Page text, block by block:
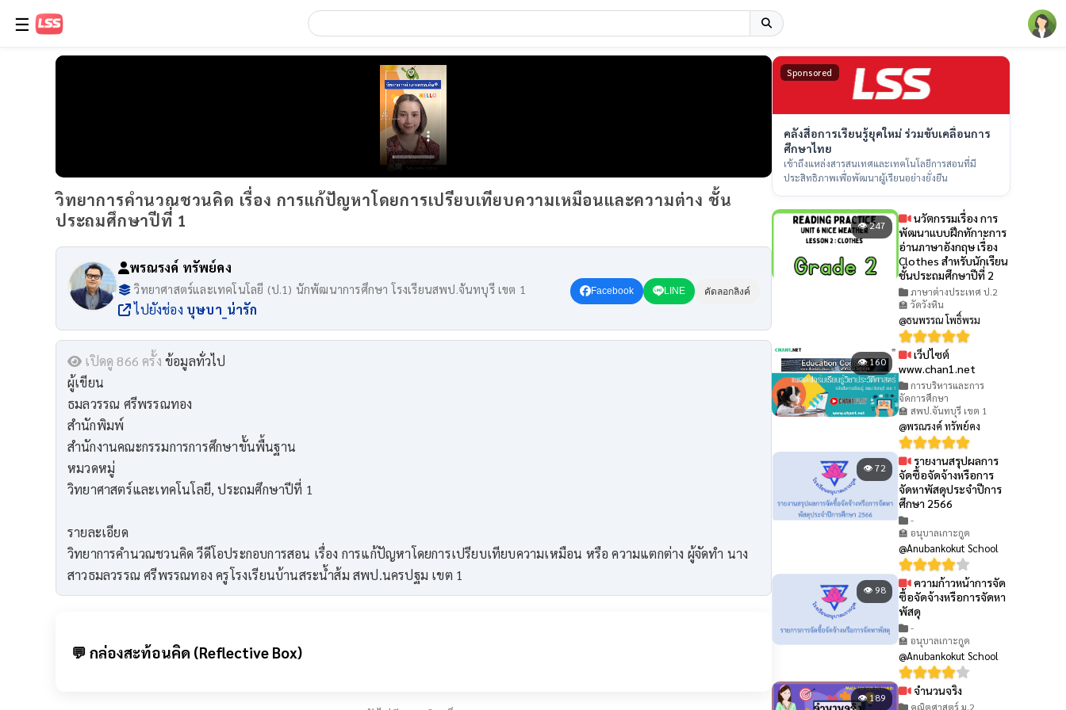
☰
วิทยาการคำนวณชวนคิด เรื่อง การแก้ปัญหาโดยการเปรียบเทียบความเหมือนและความต่าง ชั้น
ประถมศึกษาปีที่ 1
พรณรงค์ ทรัพย์คง
วิทยาศาสตร์และเทคโนโลยี (ป.1) นักพัฒนาการศึกษา โรงเรียนสพป.จันทบุรี เขต 1
ไปยังช่อง บุษบา_น่ารัก
Facebook LINE คัดลอกลิงค์
เปิดดู 866 ครั้ง ข้อมูลทั่วไป
ผู้เขียน
ธมลวรรณ ศรีพรรณทอง
สำนักพิมพ์
สำนักงานคณะกรรมการการศึกษาขั้นพื้นฐาน
หมวดหมู่
วิทยาศาสตร์และเทคโนโลยี, ประถมศึกษาปีที่ 1
รายละเอียด
วิทยาการคำนวณชวนคิด วีดีโอประกอบการสอน เรื่อง การแก้ปัญหาโดยการเปรียบเทียบความเหมือน หรือ ความแตกต่าง ผู้จัดทำ นาง
สาวธมลวรรณ ศรีพรรณทอง ครูโรงเรียนบ้านสระน้ำส้ม สพป.นครปฐม เขต 1
💬 กล่องสะท้อนคิด (Reflective Box)
Sponsored
คลังสื่อการเรียนรู้ยุคใหม่ ร่วมขับเคลื่อนการ
ศึกษาไทย
เข้าถึงแหล่งสารสนเทศและเทคโนโลยีการสอนที่มี
ประสิทธิภาพเพื่อพัฒนาผู้เรียนอย่างยั่งยืน
👁 247
นวัตกรรมเรื่อง การ
พัฒนาแบบฝึกทักาะการ
อ่านภาษาอังกฤษ เรื่อง
Clothes สำหรับนักเรียน
ชั้นประถมศึกษาปีที่ 2
ภาษาต่างประเทศ ป.2
🏫 วัดวังหิน
@ธนพรรณ โพธิ์พรม
👁 160
เว็ปไซต์
www.chan1.net
การบริหารและการ
จัดการศึกษา
🏫 สพป.จันทบุรี เขต 1
@พรณรงค์ ทรัพย์คง
👁 72
รายงานสรุปผลการ
จัดซื้อจัดจ้างหรือการ
จัดหาพัสดุประจำปีการ
ศึกษา 2566
-
🏫 อนุบาลเกาะกูด
@Anubankokut School
👁 98
ความก้าวหน้าการจัด
ซื้อจัดจ้างหรือการจัดหา
พัสดุ
-
🏫 อนุบาลเกาะกูด
@Anubankokut School
👁 189 จำนวนจริง
คณิตศาสตร์ ม.2